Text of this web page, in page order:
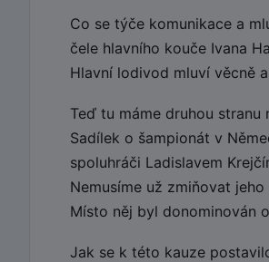
Co se týče komunikace a
čele hlavního kouče Ivana
Hlavní lodivod mluví věcně
Teď tu máme druhou stranu
Sadílek o šampionát v
spoluhráči Ladislavem
Nemusíme už zmiňovat
Místo něj byl donominován
Jak se k této kauze